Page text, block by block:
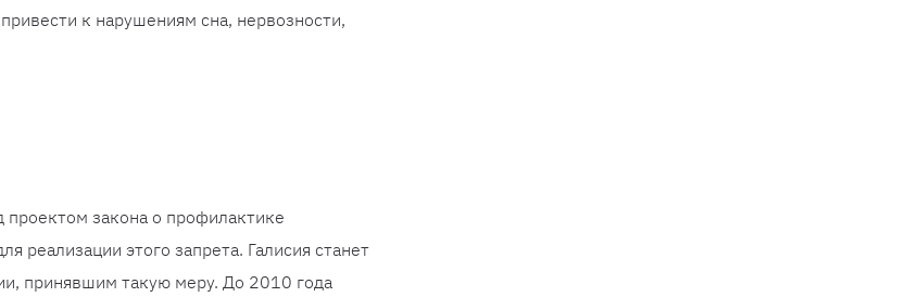
к нарушениям сна, нервозности,
закона о профилактике
реализации этого запрета. Галисия станет
принявшим такую ​​меру. До 2010 года